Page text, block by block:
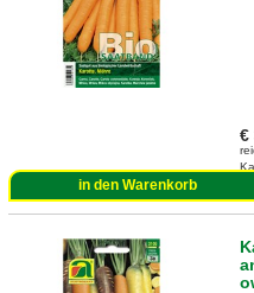
€
in den Warenkorb